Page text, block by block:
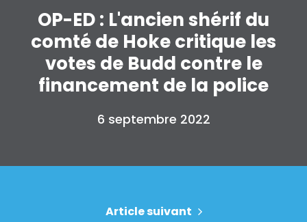
Shop
Action
OP-ED : L'ancien shérif du
comté de Hoke critique les
votes de Budd contre le
financement de la police
6 septembre 2022
Article suivant